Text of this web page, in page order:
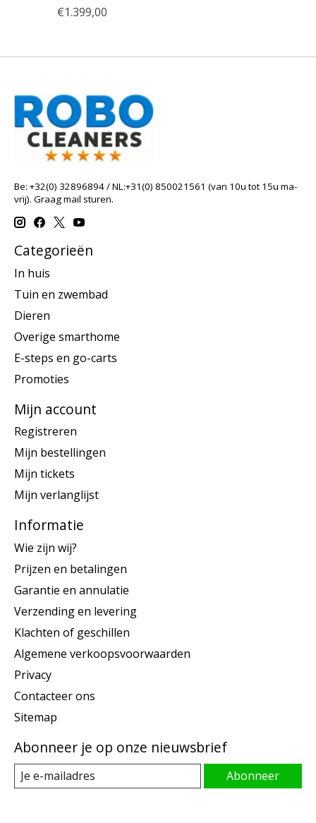
€1.399,00
Be: +32(0) 32896894 / NL:+31(0) 850021561 (van 10u tot 15u ma-
vrij). Graag mail sturen.
Categorieën
In huis
Tuin en zwembad
Dieren
Overige smarthome
E-steps en go-carts
Promoties
Mijn account
Registreren
Mijn bestellingen
Mijn tickets
Mijn verlanglijst
Informatie
Wie zijn wij?
Prijzen en betalingen
Garantie en annulatie
Verzending en levering
Klachten of geschillen
Algemene verkoopsvoorwaarden
Privacy
Contacteer ons
Sitemap
Abonneer je op onze nieuwsbrief
Abonneer